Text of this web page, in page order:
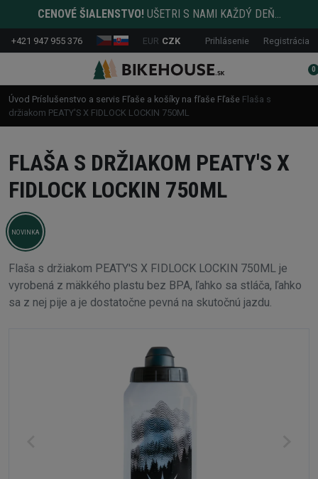
CENOVÉ ŠIALENSTVO! UŠETRI S NAMI KAŽDÝ DEŇ...
+421 947 955 376 EUR CZK Prihlásenie Registrácia
0
Úvod Príslušenstvo a servis Fľaše a košíky na fľaše Fľaše Flaša s
držiakom PEATY'S X FIDLOCK LOCKIN 750ML
FLAŠA S DRŽIAKOM PEATY'S X
FIDLOCK LOCKIN 750ML
NOVINKA
Flaša s držiakom PEATY'S X FIDLOCK LOCKIN 750ML je
vyrobená z mäkkého plastu bez BPA, ľahko sa stláča, ľahko
sa z nej pije a je dostatočne pevná na skutočnú jazdu.